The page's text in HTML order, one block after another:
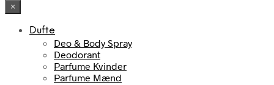
×
Dufte
Deo & Body Spray
Deodorant
Parfume Kvinder
Parfume Mænd